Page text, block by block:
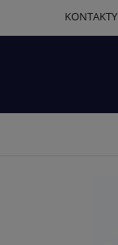
KONTAKTY